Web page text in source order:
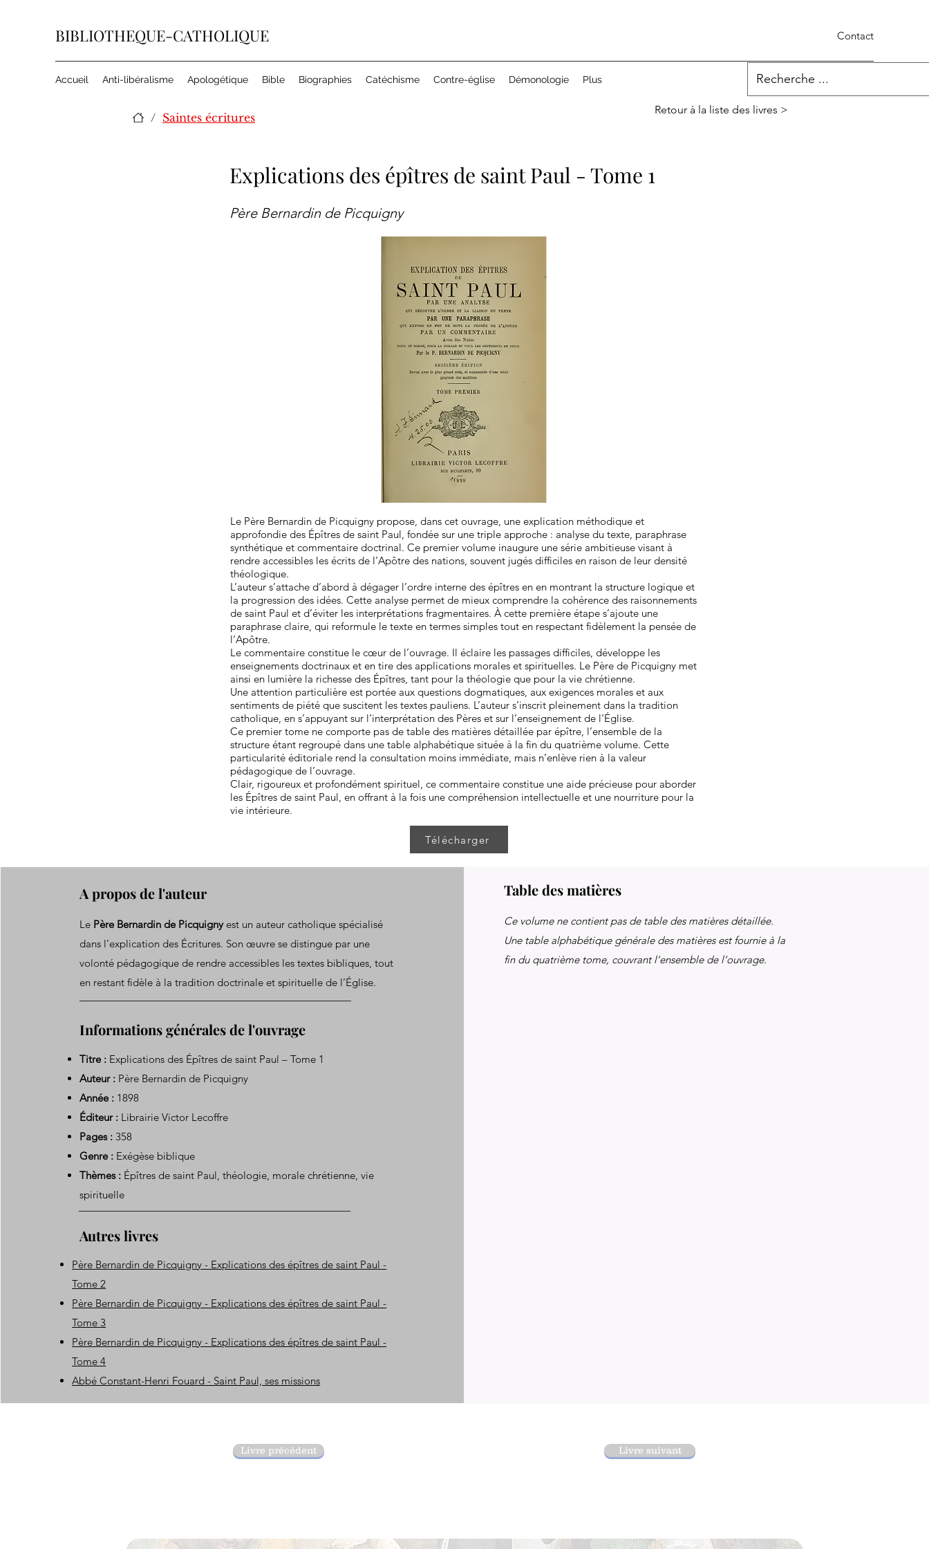
BIBLIOTHEQUE-CATHOLIQUE Contact
Accueil Anti-libéralisme Apologétique Bible Biographies Catéchisme Contre-église Démonologie Plus
/ Saintes écritures
Retour à la liste des livres >
Explications des épîtres de saint Paul - Tome 1
Père Bernardin de Picquigny
Le Père Bernardin de Picquigny propose, dans cet ouvrage, une explication méthodique et
approfondie des Épîtres de saint Paul, fondée sur une triple approche : analyse du texte, paraphrase
synthétique et commentaire doctrinal. Ce premier volume inaugure une série ambitieuse visant à
rendre accessibles les écrits de l’Apôtre des nations, souvent jugés difficiles en raison de leur densité
théologique.
L’auteur s’attache d’abord à dégager l’ordre interne des épîtres en en montrant la structure logique et
la progression des idées. Cette analyse permet de mieux comprendre la cohérence des raisonnements
de saint Paul et d’éviter les interprétations fragmentaires. À cette première étape s’ajoute une
paraphrase claire, qui reformule le texte en termes simples tout en respectant fidèlement la pensée de
l’Apôtre.
Le commentaire constitue le cœur de l’ouvrage. Il éclaire les passages difficiles, développe les
enseignements doctrinaux et en tire des applications morales et spirituelles. Le Père de Picquigny met
ainsi en lumière la richesse des Épîtres, tant pour la théologie que pour la vie chrétienne.
Une attention particulière est portée aux questions dogmatiques, aux exigences morales et aux
sentiments de piété que suscitent les textes pauliens. L’auteur s’inscrit pleinement dans la tradition
catholique, en s’appuyant sur l’interprétation des Pères et sur l’enseignement de l’Église.
Ce premier tome ne comporte pas de table des matières détaillée par épître, l’ensemble de la
structure étant regroupé dans une table alphabétique située à la fin du quatrième volume. Cette
particularité éditoriale rend la consultation moins immédiate, mais n’enlève rien à la valeur
pédagogique de l’ouvrage.
Clair, rigoureux et profondément spirituel, ce commentaire constitue une aide précieuse pour aborder
les Épîtres de saint Paul, en offrant à la fois une compréhension intellectuelle et une nourriture pour la
vie intérieure.
Télécharger
A propos de l'auteur
Le Père Bernardin de Picquignyest un auteur catholique spécialisé
dans l’explication des Écritures. Son œuvre se distingue par une
volonté pédagogique de rendre accessibles les textes bibliques, tout
en restant fidèle à la tradition doctrinale et spirituelle de l’Église.
Informations générales de l'ouvrage
Titre : Explications des Épîtres de saint Paul – Tome 1
Auteur : Père Bernardin de Picquigny
Année : 1898
Éditeur : Librairie Victor Lecoffre
Pages : 358
Genre : Exégèse biblique
Thèmes : Épîtres de saint Paul, théologie, morale chrétienne, vie
spirituelle
Autres livres
Père Bernardin de Picquigny - Explications des épîtres de saint Paul -
Tome 2
Père Bernardin de Picquigny - Explications des épîtres de saint Paul -
Tome 3
Père Bernardin de Picquigny - Explications des épîtres de saint Paul -
Tome 4
Abbé Constant-Henri Fouard - Saint Paul, ses missions
Table des matières
Ce volume ne contient pas de table des matières détaillée.
Une table alphabétique générale des matières est fournie à la
fin du quatrième tome, couvrant l’ensemble de l’ouvrage.
Livre précédent Livre suivant